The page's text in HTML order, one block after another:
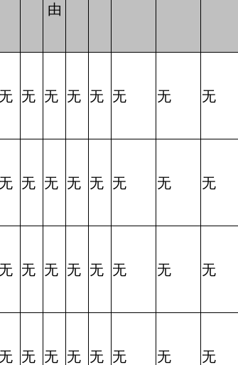
由
无 无 无 无 无 无 无 无
无 无 无 无 无 无 无 无
无 无 无 无 无 无 无 无
无 无 无 无 无 无 无 无